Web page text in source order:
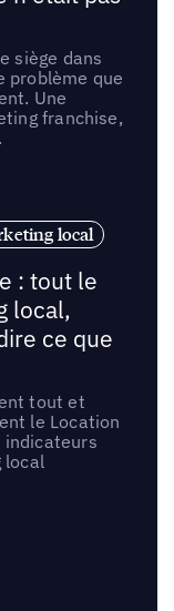
siège dans
problème que
Une
franchise,
local
: tout le
local,
ce que
tout et
le Location
indicateurs
local